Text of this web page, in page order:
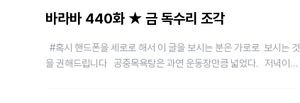
바라바 440화 ★ 금 독수리 조각
#혹시 핸드폰을 세로로 해서 이 글을 보시는 분은 가로로 보시는 것
을 권해드립니다 공중목욕탕은 과연 운동장만큼 넓었다. 저녁이라